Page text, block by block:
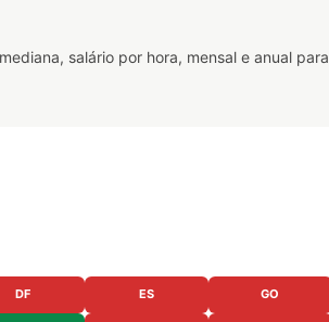
salário por hora, mensal e anual para
DF ES GO